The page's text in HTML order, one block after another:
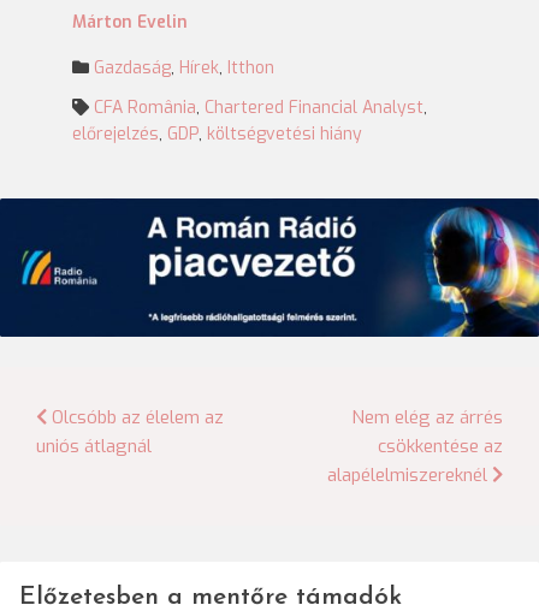
Márton Evelin
Gazdaság, Hírek, Itthon
CFA România, Chartered Financial Analyst,
előrejelzés, GDP, költségvetési hiány
Bejegyzés
navigáció
Olcsóbb az élelem az
uniós átlagnál
Nem elég az árrés
csökkentése az
alapélelmiszereknél
Előzetesben a mentőre támadók